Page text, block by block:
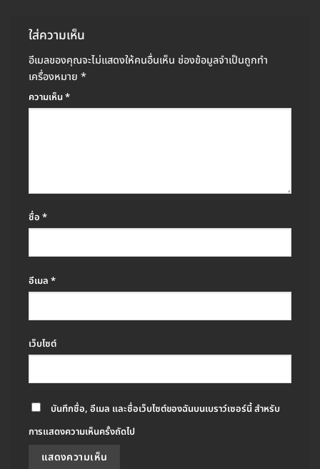
ใส่ความเห็น
อีเมลของคุณจะไม่แสดงให้คนอื่นเห็น ช่องข้อมูลจำเป็นถูกทำ
เครื่องหมาย *
ความเห็น*
ชื่อ *
อีเมล *
เว็บไซต์
บันทึกชื่อ, อีเมล และชื่อเว็บไซต์ของฉันบนเบราว์เซอร์นี้ สำหรับ
การแสดงความเห็นครั้งถัดไป